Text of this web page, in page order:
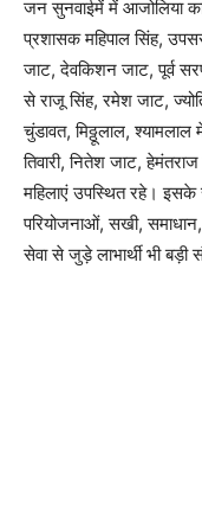
जन सुनवाईमें में आजोलिया
प्रशासक महिपाल सिंह,
जाट, देवकिशन जाट, पूर्व
से राजू सिंह, रमेश जाट,
चुंडावत, मिठ्ठूलाल, श्यामलाल
तिवारी, नितेश जाट,
महिलाएं उपस्थित रहे। इसके
परियोजनाओं, सखी,
सेवा से जुड़े लाभार्थी भी बड़ी